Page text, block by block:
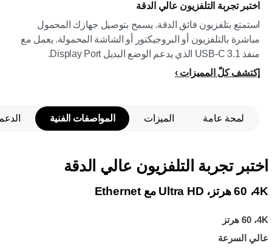
اختبر تجربة التلفزيون عالي الدقة
استمتع بتلفزيون فائق الدقة. يسمح بتوصيل جهازك المحمول
مباشرة بالتلفزيون أو البروجيكتور أو الشاشة المحمولة. يعمل مع
منفذ USB-C 3.1 الذي يدعم الوضع البديل Display Port.
إكتشف كلّ المميزات
لمحة عامة الميزات المواصفات الفنية
اختبر تجربة التلفزيون عالي الدقة
4K، ‏60 هرتز، Ultra HD مع Ethernet
4K،‏ 60 هرتز
عالي السرعة